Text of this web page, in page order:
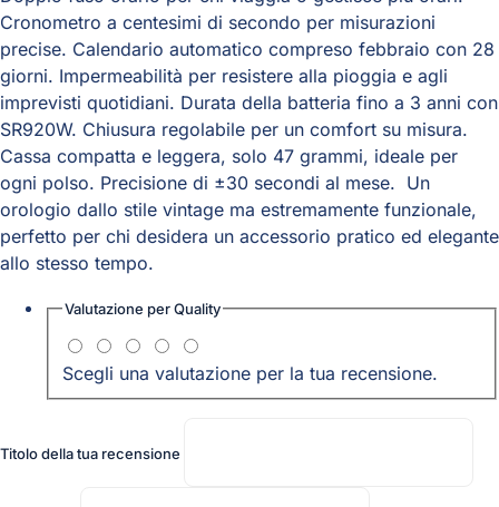
Cronometro a centesimi di secondo per misurazioni
precise. Calendario automatico compreso febbraio con 28
giorni. Impermeabilità per resistere alla pioggia e agli
imprevisti quotidiani. Durata della batteria fino a 3 anni con
SR920W. Chiusura regolabile per un comfort su misura.
Cassa compatta e leggera, solo 47 grammi, ideale per
ogni polso. Precisione di ±30 secondi al mese. Un
orologio dallo stile vintage ma estremamente funzionale,
perfetto per chi desidera un accessorio pratico ed elegante
allo stesso tempo.
Valutazione perQuality
Scegli una valutazione per la tua recensione.
Titolo della tua recensione